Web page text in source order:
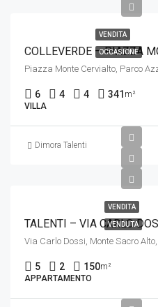
VENDITA
OCCASIONE
COLLEVERDE – PIAZZA
6 4 4 341 m²
VILLA
Dimora Talenti
VENDITA
VENDUTA
TALENTI – VIA CARLO
5 2 150m²
APPARTAMENTO